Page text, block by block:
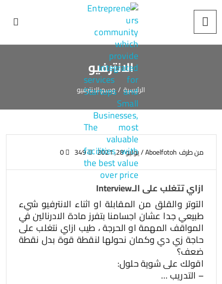
الانترفيو
الرئيسية/وسم:الانترفيو
من طرفAboelfotoh
/يوليو 28, 2021 349
ازاي تتغلب على الـInterview
التوتر والقلق من المقابلة او اثناء الانترفيو شيء
طبيعي جدا عشان اجسامنا بتفرز مادة الادرنالين في
المواقف المهمة او الحرجة ، طيب ازاي نتغلب على
حاجة زي دي وكمان نحولها لنقطة قوة بدل نقطة
ضعف؟
اقولك على شوية حلول:
– التدريب …